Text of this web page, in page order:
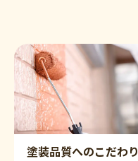
塗装品質へのこだわり